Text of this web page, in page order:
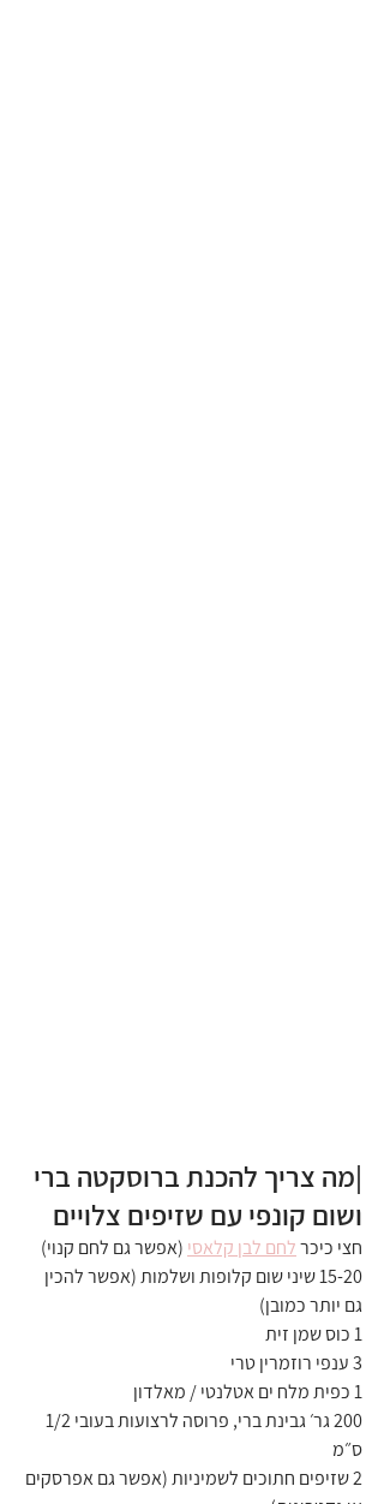
|מה צריך להכנת ברוסקטה ברי
ושום קונפי עם שזיפים צלויים
חצי כיכר לחם לבן קלאסי (אפשר גם לחם קנוי)
15-20 שיני שום קלופות ושלמות (אפשר להכין
גם יותר כמובן)
1 כוס שמן זית
3 ענפי רוזמרין טרי
1 כפית מלח ים אטלנטי / מאלדון
ס״מ
2 שזיפים חתוכים לשמיניות (אפשר גם אפרסקים